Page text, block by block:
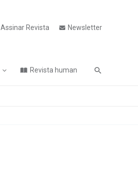
Assinar Revista Newsletter
Revista human Pesquisa